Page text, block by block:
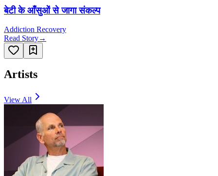
बेटी के आँसुओं से जागा संकल्प
Addiction Recovery
Read Story→
Artists
View All